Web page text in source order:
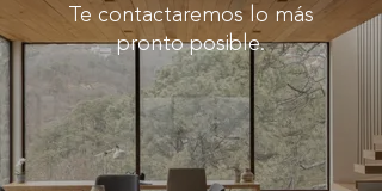
Te contactaremos lo más
pronto posible.